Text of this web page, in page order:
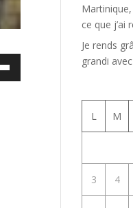
ce que j’ai
Je rends
grandi
L M
3 4